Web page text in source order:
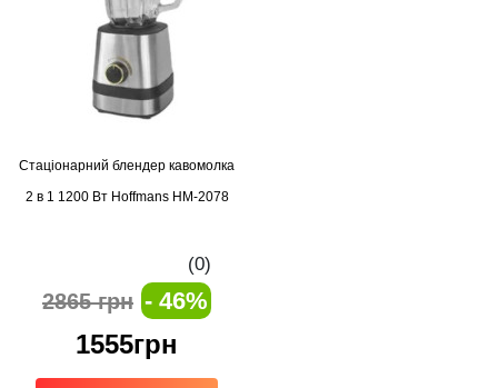
Стаціонарний блендер кавомолка
2 в 1 1200 Вт Hoffmans HM-2078
(0)
2865 грн - 46%
1555грн